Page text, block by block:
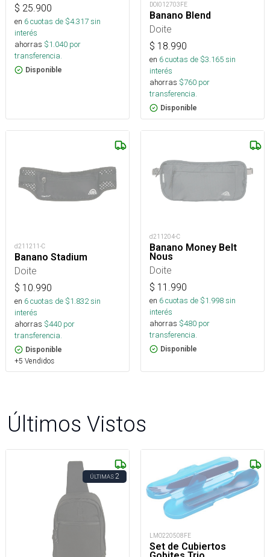
$ 25.900
en 6cuotas de $4.317sin
interés
ahorras $1.040 por
transferencia.
Disponible
DOI012703FE
Banano Blend
Doite
$ 18.990
en 6cuotas de $3.165sin
interés
ahorras $760 por
transferencia.
Disponible
d211211-C
Banano Stadium
Doite
$ 10.990
en 6cuotas de $1.832sin
interés
ahorras $440 por
transferencia.
Disponible
+5 Vendidos
d211204-C
Banano Money Belt
Nous
Doite
$ 11.990
en 6cuotas de $1.998sin
interés
ahorras $480 por
transferencia.
Disponible
Últimos Vistos
ÚLTIMAS2
LMO220508FE
Set de Cubiertos